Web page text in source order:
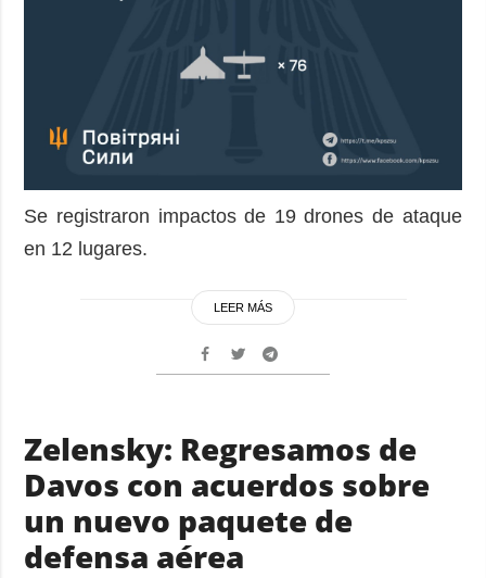
Se registraron impactos de 19 drones de ataque
en 12 lugares.
LEER MÁS
Zelensky: Regresamos de
Davos con acuerdos sobre
un nuevo paquete de
defensa aérea